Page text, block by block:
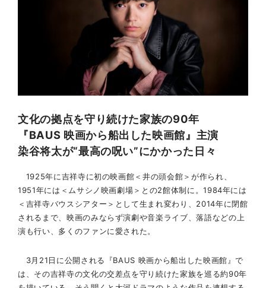
文化の拠点を守り続けた家族の90年
『BAUS 映画から船出した映画館』主演
染谷将太が“最高の呪い”にかかった日々
1925年に吉祥寺に初の映画館＜井の頭会館＞が作られ、
1951年には＜ムサシノ映画劇場＞との2館体制に。1984年には
＜吉祥寺バウスシアター＞として生まれ変わり、2014年に閉館
されるまで、映画のみならず演劇や音楽ライブ、落語などの上
演も行い、多くのファンに愛された。
3月21日に公開される『BAUS 映画から船出した映画館』で
は、その吉祥寺の文化の交差点を守り続けた家族を巡る約90年